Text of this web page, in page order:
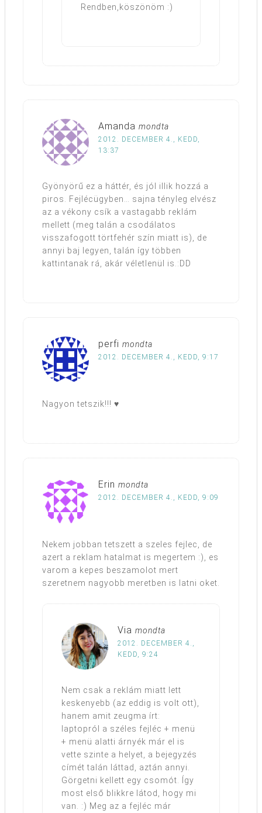
Rendben,köszönöm :)
Amanda mondta
2012. DECEMBER 4., KEDD,
13:37
Gyönyörű ez a háttér, és jól illik hozzá a
piros. Fejlécügyben… sajna tényleg elvész
az a vékony csík a vastagabb reklám
mellett (meg talán a csodálatos
visszafogott törtfehér szín miatt is), de
annyi baj legyen, talán így többen
kattintanak rá, akár véletlenül is.:DD
perfi mondta
2012. DECEMBER 4., KEDD, 9:17
Nagyon tetszik!!! ♥
Erin mondta
2012. DECEMBER 4., KEDD, 9:09
Nekem jobban tetszett a szeles fejlec, de
azert a reklam hatalmat is megertem :), es
varom a kepes beszamolot mert
szeretnem nagyobb meretben is latni oket.
Via mondta
2012. DECEMBER 4.,
KEDD, 9:24
Nem csak a reklám miatt lett
keskenyebb (az eddig is volt ott),
hanem amit zeugma írt:
laptopról a széles fejléc + menü
+ menü alatti árnyék már el is
vette szinte a helyet, a bejegyzés
címét talán láttad, aztán annyi.
Görgetni kellett egy csomót. Így
most első blikkre látod, hogy mi
van. :) Meg az a fejléc már